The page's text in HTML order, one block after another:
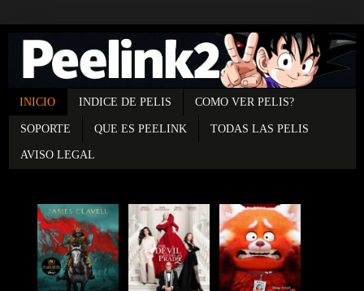
INICIO INDICE DE PELIS COMO VER PELIS?
SOPORTE QUE ES PEELINK TODAS LAS PELIS
AVISO LEGAL